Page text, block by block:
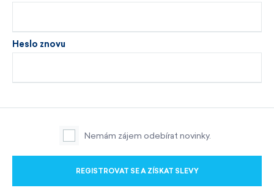
Heslo znovu
Nemám zájem odebírat novinky.
REGISTROVAT SE A ZÍSKAT SLEVY